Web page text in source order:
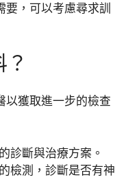
，可以考慮尋求訓
以獲取進一步的檢查
診斷與治療方案。
檢測，診斷是否有神